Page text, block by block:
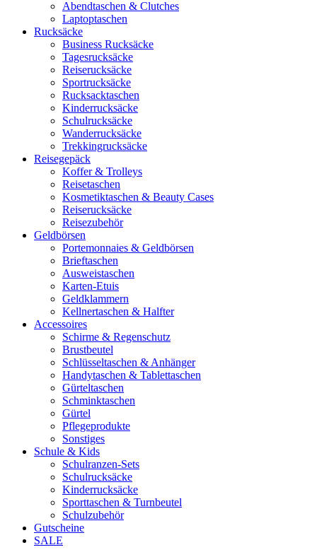
Abendtaschen & Clutches
Laptoptaschen
Rucksäcke
Business Rucksäcke
Tagesrucksäcke
Reiserucksäcke
Sportrucksäcke
Rucksacktaschen
Kinderrucksäcke
Schulrucksäcke
Wanderrucksäcke
Trekkingrucksäcke
Reisegepäck
Koffer & Trolleys
Reisetaschen
Kosmetiktaschen & Beauty Cases
Reiserucksäcke
Reisezubehör
Geldbörsen
Portemonnaies & Geldbörsen
Brieftaschen
Ausweistaschen
Karten-Etuis
Geldklammern
Kellnertaschen & Halfter
Accessoires
Schirme & Regenschutz
Brustbeutel
Schlüsseltaschen & Anhänger
Handytaschen & Tablettaschen
Gürteltaschen
Schminktaschen
Gürtel
Pflegeprodukte
Sonstiges
Schule & Kids
Schulranzen-Sets
Schulrucksäcke
Kinderrucksäcke
Sporttaschen & Turnbeutel
Schulzubehör
Gutscheine
SALE